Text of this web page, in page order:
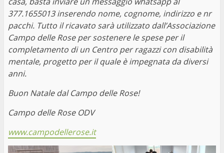
377.1655013 inserendo nome, cognome, indirizzo e nr
pacchi. Tutto il ricavato sarà utilizzato dall’Associazione
Campo delle Rose per sostenere le spese per il
completamento di un Centro per ragazzi con disabilità
mentale, progetto per il quale è impegnata da diversi
anni.
Buon Natale dal Campo delle Rose!
Campo delle Rose ODV
www.campodellerose.it